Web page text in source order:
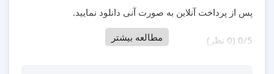
پس از پرداخت آنلاین به صورت آنی دانلود نمایید.
‫0/5 ‫(0 نظر) مطالعه بیشتر